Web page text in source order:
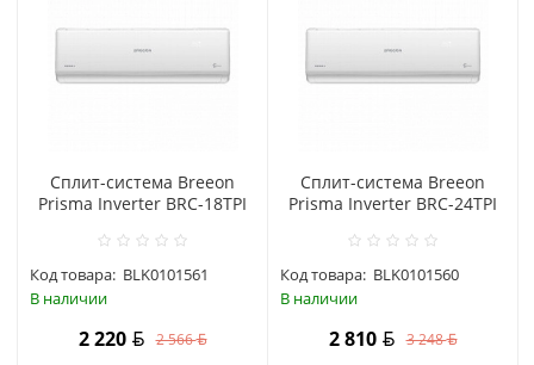
Сплит-система Breeon
Prisma Inverter BRC-18TPI
Код товара: BLK0101561
В наличии
2 220 2 566
Сплит-система Breeon
Prisma Inverter BRC-24TPI
Код товара: BLK0101560
В наличии
2 810 3 248